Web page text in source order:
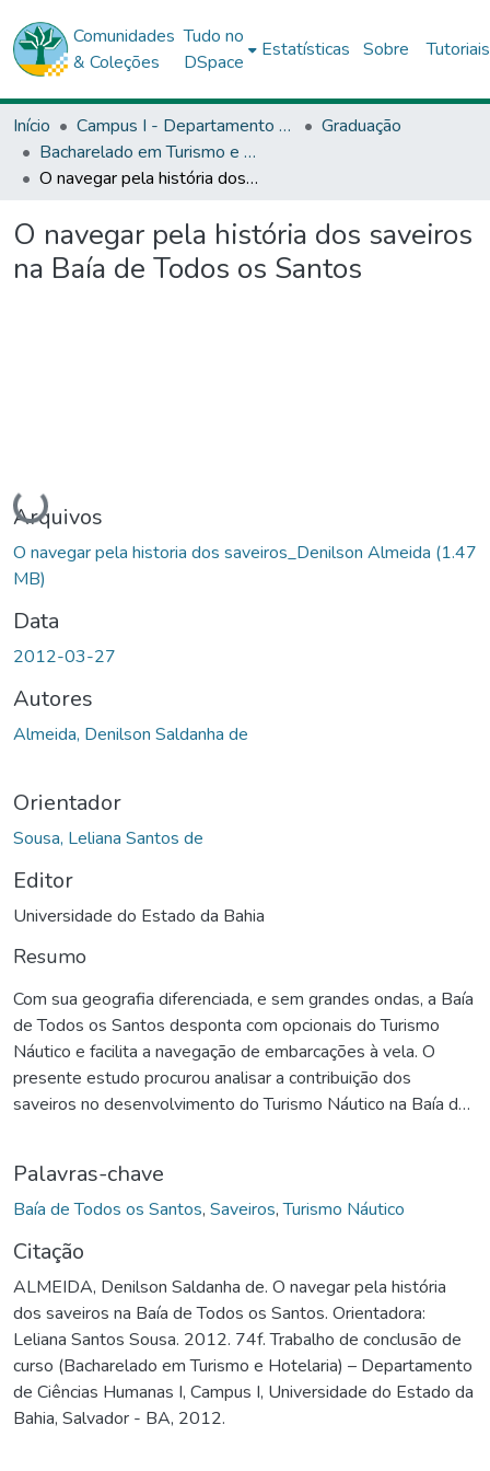
Comunidades
& Coleções
Tudo no
DSpace
Estatísticas Sobre Tutoriais
Início Campus I - Departamento de Ciências Humanas (DCH) - Salvador
Graduação
Bacharelado em Turismo e Hotelaria - DCH1
O navegar pela história dos saveiros na Baía de Todos os Santos
O navegar pela história dos saveiros
na Baía de Todos os Santos
Carregando...
Arquivos
O navegar pela historia dos saveiros_Denilson Almeida (1.47
MB)
Data
2012-03-27
Autores
Almeida, Denilson Saldanha de
Orientador
Sousa, Leliana Santos de
Editor
Universidade do Estado da Bahia
Resumo
Com sua geografia diferenciada, e sem grandes ondas, a Baía
de Todos os Santos desponta com opcionais do Turismo
Náutico e facilita a navegação de embarcações à vela. O
presente estudo procurou analisar a contribuição dos
saveiros no desenvolvimento do Turismo Náutico na Baía de
socioeconômicos da Baía de Todos os Santos;
contextualização do processo histórico-econômico-social do
das particularidades técnicas de construção dos saveiros;
Identificação das potencialidades dos saveiros como
implemento náutico-turístico-cultural como meio de
transporte turístico e atrativo turístico. Nesta conjuntura é
que surge o questionamento: até que ponto é possível inserir
os saveiros no Turismo Náutico da Baía de Todos os Santos,
sem que estas embarcações venham a perder sua identidade
Palavras-chave
Baía de Todos os Santos, Saveiros,Turismo Náutico
Citação
ALMEIDA, Denilson Saldanha de. O navegar pela história
dos saveiros na Baía de Todos os Santos. Orientadora:
Leliana Santos Sousa. 2012. 74f. Trabalho de conclusão de
curso (Bacharelado em Turismo e Hotelaria) – Departamento
de Ciências Humanas I, Campus I, Universidade do Estado da
Bahia, Salvador - BA, 2012.